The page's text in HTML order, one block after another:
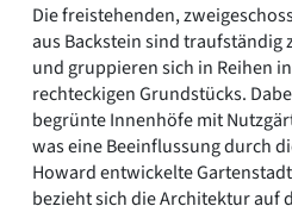
Die freistehenden,
aus Backstein sind
und gruppieren sich in Reihen
rechteckigen Grundstücks.
begrünte Innenhöfe mit
was eine Beeinflussung durch
Howard entwickelte
bezieht sich die Architektur auf